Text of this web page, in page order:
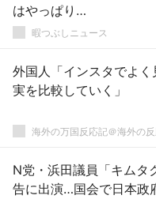
はやっぱり…
暇つぶしニュース
外国人「インスタでよ
実を比較していく」
海外の万国反応記＠海外の
N党・浜田議員「キムタ
告に出演…国会で日本政